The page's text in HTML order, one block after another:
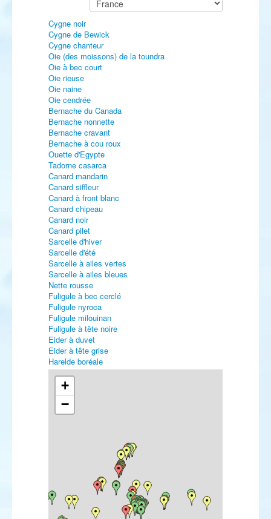
Cygne noir
Cygne de Bewick
Cygne chanteur
Oie (des moissons) de la toundra
Oie à bec court
Oie rieuse
Oie naine
Oie cendrée
Bernache du Canada
Bernache nonnette
Bernache cravant
Bernache à cou roux
Ouette d'Egypte
Tadorne casarca
Canard mandarin
Canard siffleur
Canard à front blanc
Canard chipeau
Canard noir
Canard pilet
Sarcelle d'hiver
Sarcelle d'été
Sarcelle à ailes vertes
Sarcelle à ailes bleues
Nette rousse
Fuligule à bec cerclé
Fuligule nyroca
Fuligule milouinan
Fuligule à tête noire
Eider à duvet
Eider à tête grise
Harelde boréale
Macreuse noire
Macreuse à bec jaune
Macreuse à front blanc
Macreuse brune
Garrot à œil d'or
Caille des blés
Plongeon catmarin
Plongeon arctique
Plongeon imbrin
+
−